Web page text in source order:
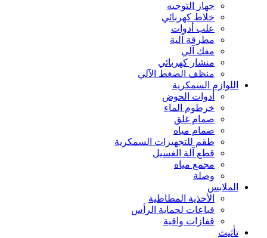
جهاز التوجيه
خلاط كهربائي
علب أدوات
مطرقة آلية
مفك آلي
منشار كهربائي
منظف الضغط الآلي
اللوازم السمكرية
أدوات الحوض
خرطوم الماء
صمام غلق
صمام مياه
طقم للتجهيزات السمكرية
قطع آلة الغسيل
مجمع مياه
وصلة
الملابس
الأحذية المطاطية
قباعات لحماية الرأس
قفازات واقية
تأثيث